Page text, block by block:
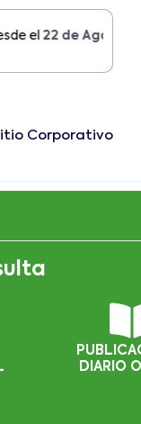
22 de Agosto del 2019
Corporativo
DIARIO